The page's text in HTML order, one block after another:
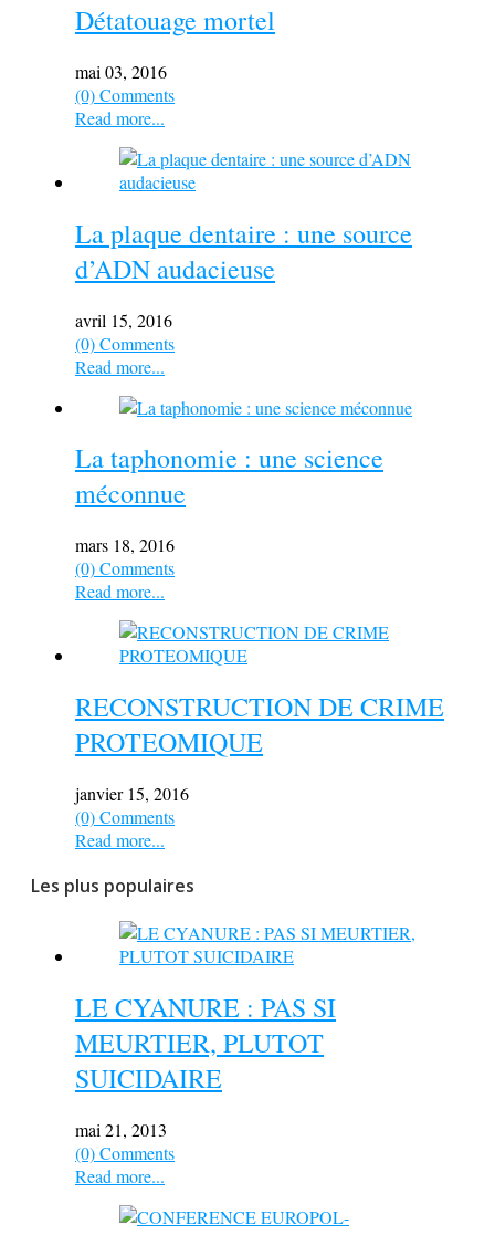
Détatouage mortel
mai 03, 2016
(0) Comments
Read more...
La plaque dentaire : une source
d’ADN audacieuse
avril 15, 2016
(0) Comments
Read more...
La taphonomie : une science
méconnue
mars 18, 2016
(0) Comments
Read more...
RECONSTRUCTION DE CRIME
PROTEOMIQUE
janvier 15, 2016
(0) Comments
Read more...
Les plus populaires
LE CYANURE : PAS SI
MEURTIER, PLUTOT
SUICIDAIRE
mai 21, 2013
(0) Comments
Read more...